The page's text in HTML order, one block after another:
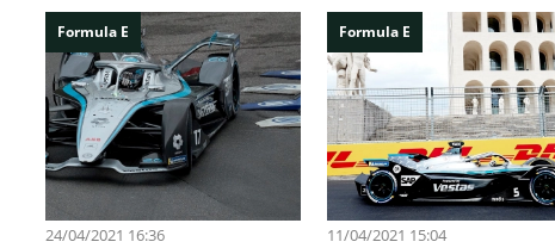
Formula E
24/04/2021 16:36
Formula E
11/04/2021 15:04